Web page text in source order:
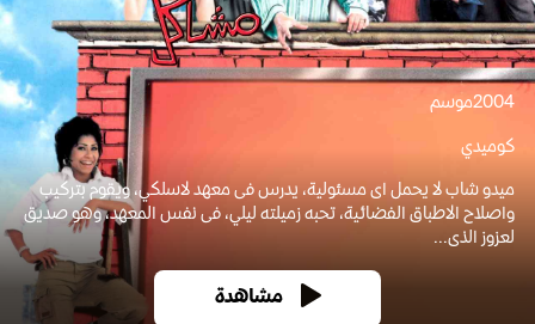
2004موسم
كوميدي
ميدو شاب لا يحمل اى مسئولية، يدرس فى معهد لاسلكي، ويقوم بتركيب
واصلاح الاطباق الفضائية، تحبه زميلته ليلي، فى نفس المعهد، وهو صديق
لعزوز الذى...
مشاهدة